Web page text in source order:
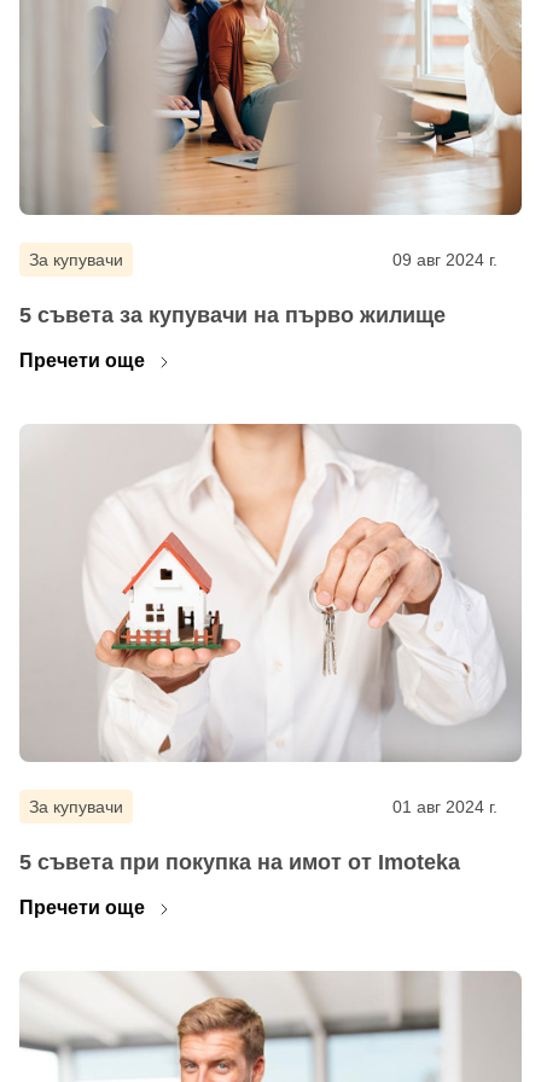
За купувачи 09 авг 2024 г.
5 съвета за купувачи на първо жилище
Пречети още
За купувачи 01 авг 2024 г.
5 съвета при покупка на имот от Imoteka
Пречети още